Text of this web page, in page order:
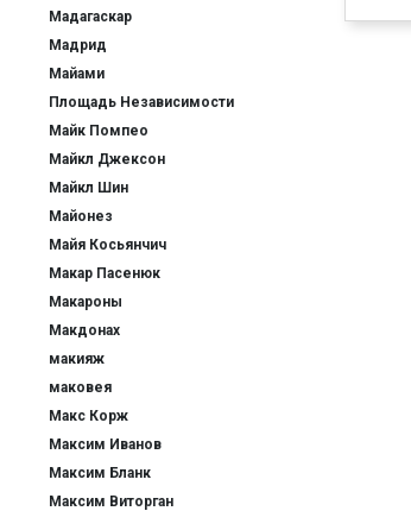
Мадагаскар
Мадрид
Майами
Площадь Независимости
Майк Помпео
Майкл Джексон
Майкл Шин
Майонез
Майя Косьянчич
Макар Пасенюк
Макароны
Макдонах
макияж
маковея
Макс Корж
Максим Иванов
Максим Бланк
Максим Виторган